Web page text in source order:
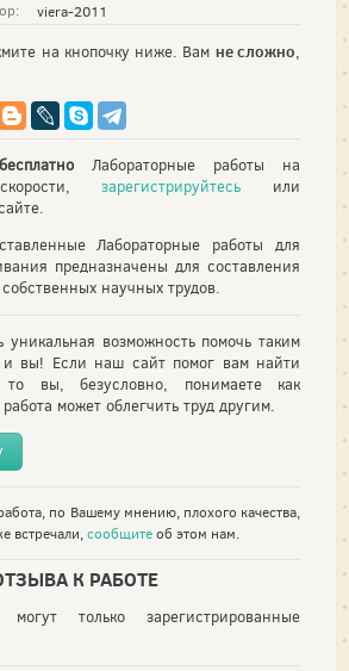
viera-2011
на кнопочку ниже. Вам не сложно,
Лабораторные работы на
скорости,зарегистрируйтесь или
Лабораторные работы для
предназначены для составления
научных трудов.
уникальная возможность помочь таким
и вы! Если наш сайт помог вам найти
вы, безусловно, понимаете как
может облегчить труд другим.
по Вашему мнению, плохого качества,
встречали,сообщитеоб этом нам.
К РАБОТЕ
только зарегистрированные